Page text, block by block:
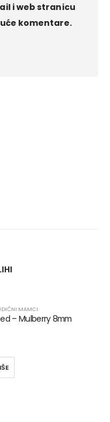
i web stranicu
komentare.
MAMCI
– Mulberry 8mm